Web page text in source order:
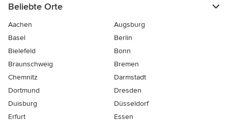
Beliebte Orte
Aachen
Augsburg
Basel
Berlin
Bielefeld
Bonn
Braunschweig
Bremen
Chemnitz
Darmstadt
Dortmund
Dresden
Duisburg
Düsseldorf
Erfurt
Essen